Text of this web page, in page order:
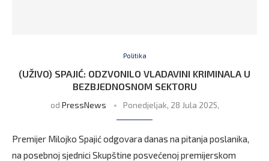
Politika
(UŽIVO) SPAJIĆ: ODZVONILO VLADAVINI KRIMINALA U
BEZBJEDNOSNOM SEKTORU
od PressNews Ponedjeljak, 28 Jula 2025,
Premijer Milojko Spajić odgovara danas na pitanja poslanika,
na posebnoj sjednici Skupštine posvećenoj premijerskom